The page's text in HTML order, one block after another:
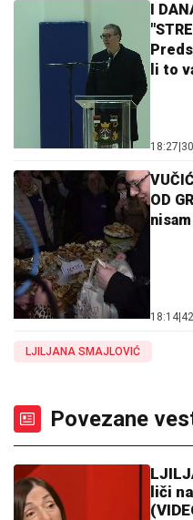
I
li to
18:27 30
OD
18:14 42
LJILJANA SMAJLOVIĆ
Povezane
liči